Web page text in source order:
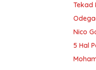
Tekad
Nico
5 Hal